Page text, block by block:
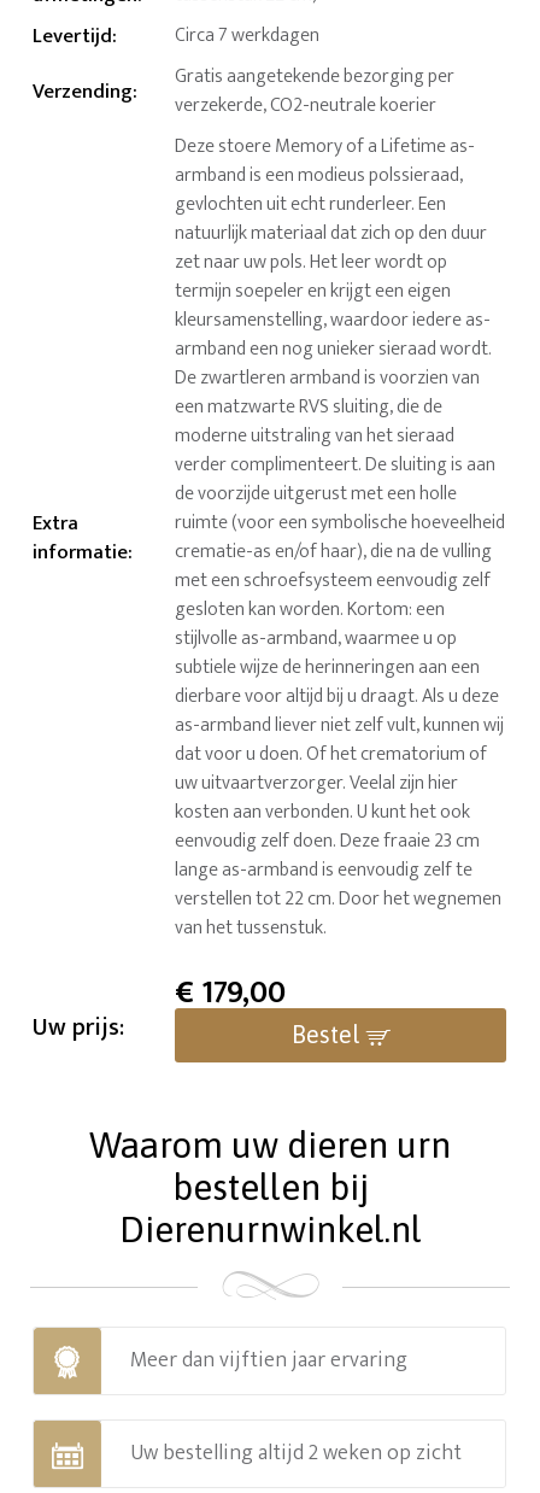
Levertijd: Circa 7 werkdagen
Verzending:
Gratis aangetekende bezorging per
verzekerde, CO2-neutrale koerier
Extra
informatie:
Deze stoere Memory of a Lifetime as-
armband is een modieus polssieraad,
gevlochten uit echt runderleer. Een
natuurlijk materiaal dat zich op den duur
zet naar uw pols. Het leer wordt op
termijn soepeler en krijgt een eigen
kleursamenstelling, waardoor iedere as-
armband een nog unieker sieraad wordt.
De zwartleren armband is voorzien van
een matzwarte RVS sluiting, die de
moderne uitstraling van het sieraad
verder complimenteert. De sluiting is aan
de voorzijde uitgerust met een holle
ruimte (voor een symbolische hoeveelheid
crematie-as en/of haar), die na de vulling
met een schroefsysteem eenvoudig zelf
gesloten kan worden. Kortom: een
stijlvolle as-armband, waarmee u op
subtiele wijze de herinneringen aan een
dierbare voor altijd bij u draagt. Als u deze
as-armband liever niet zelf vult, kunnen wij
dat voor u doen. Of het crematorium of
uw uitvaartverzorger. Veelal zijn hier
kosten aan verbonden. U kunt het ook
eenvoudig zelf doen. Deze fraaie 23 cm
lange as-armband is eenvoudig zelf te
verstellen tot 22 cm. Door het wegnemen
van het tussenstuk.
Uw prijs:
€179,00
Bestel
Waarom uw dieren urn
bestellen bij
Dierenurnwinkel.nl
Meer dan vijftien jaar ervaring
Uw bestelling altijd 2 weken op zicht